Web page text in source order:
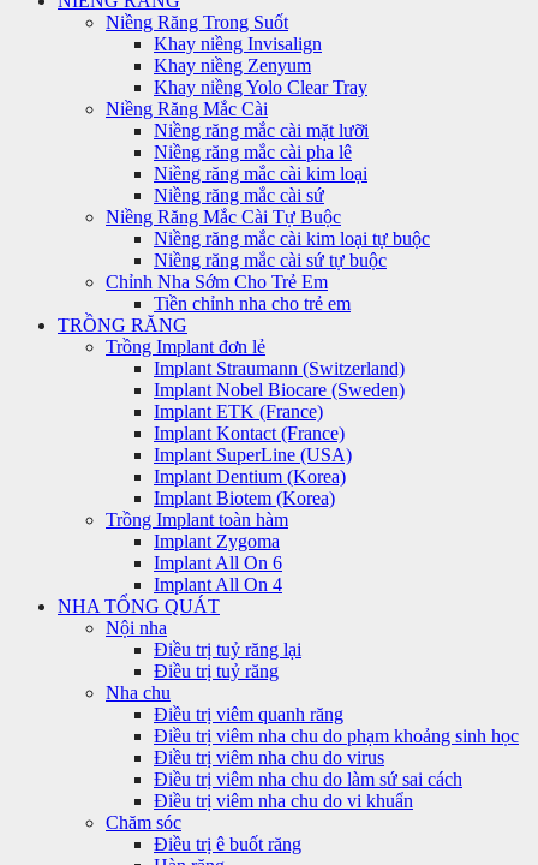
Niềng Răng Trong Suốt
Khay niềng Invisalign
Khay niềng Zenyum
Khay niềng Yolo Clear Tray
Niềng Răng Mắc Cài
Niềng răng mắc cài mặt lưỡi
Niềng răng mắc cài pha lê
Niềng răng mắc cài kim loại
Niềng răng mắc cài sứ
Niềng Răng Mắc Cài Tự Buộc
Niềng răng mắc cài kim loại tự buộc
Niềng răng mắc cài sứ tự buộc
Chỉnh Nha Sớm Cho Trẻ Em
Tiền chỉnh nha cho trẻ em
TRỒNG RĂNG
Trồng Implant đơn lẻ
Implant Straumann (Switzerland)
Implant Nobel Biocare (Sweden)
Implant ETK (France)
Implant Kontact (France)
Implant SuperLine (USA)
Implant Dentium (Korea)
Implant Biotem (Korea)
Trồng Implant toàn hàm
Implant Zygoma
Implant All On 6
Implant All On 4
NHA TỔNG QUÁT
Nội nha
Điều trị tuỷ răng lại
Điều trị tuỷ răng
Nha chu
Điều trị viêm quanh răng
Điều trị viêm nha chu do phạm khoảng sinh học
Điều trị viêm nha chu do virus
Điều trị viêm nha chu do làm sứ sai cách
Điều trị viêm nha chu do vi khuẩn
Chăm sóc
Điều trị ê buốt răng